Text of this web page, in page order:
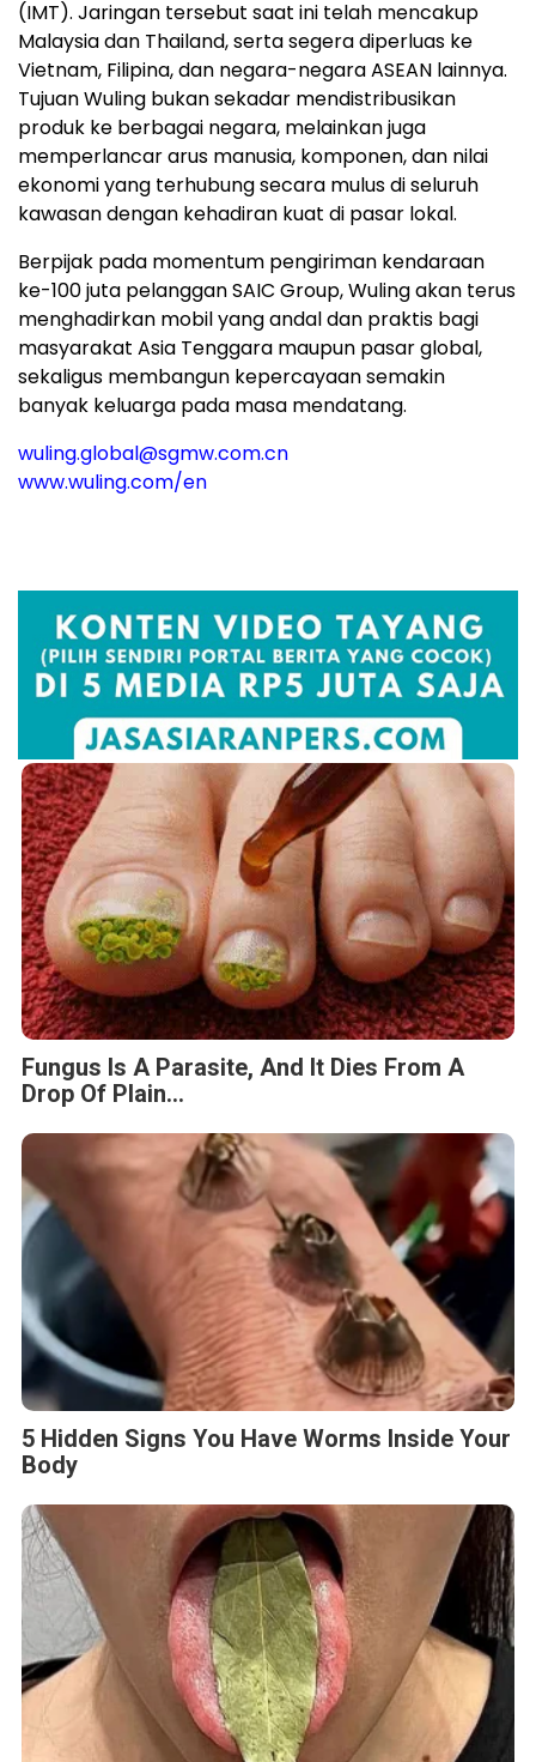
(IMT). Jaringan tersebut saat ini telah mencakup
Malaysia dan Thailand, serta segera diperluas ke
Vietnam, Filipina, dan negara-negara ASEAN lainnya.
Tujuan Wuling bukan sekadar mendistribusikan
produk ke berbagai negara, melainkan juga
memperlancar arus manusia, komponen, dan nilai
ekonomi yang terhubung secara mulus di seluruh
kawasan dengan kehadiran kuat di pasar lokal.
Berpijak pada momentum pengiriman kendaraan
ke-100 juta pelanggan SAIC Group, Wuling akan terus
menghadirkan mobil yang andal dan praktis bagi
masyarakat Asia Tenggara maupun pasar global,
sekaligus membangun kepercayaan semakin
banyak keluarga pada masa mendatang.
wuling.global@sgmw.com.cn
www.wuling.com/en
Fungus Is A Parasite, And It Dies From A
Drop Of Plain...
5 Hidden Signs You Have Worms Inside Your
Body